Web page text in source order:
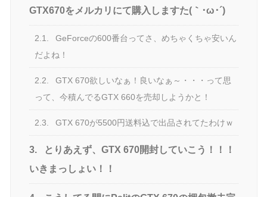
GTX670をメルカリにて購入しますた(｀･ω･´)ゞ
2.1.
GeForceの600番台ってさ、めちゃくちゃ安いん
だよね！
2.2.
GTX 670欲しいなぁ！良いなぁ～・・・って思
って、今積んでるGTX 660を売却しようかと！
2.3. GTX 670が5500円送料込で出品されてたわけｗ
3.
とりあえず、GTX 670開封していこう！！！
いきまっしょい！！